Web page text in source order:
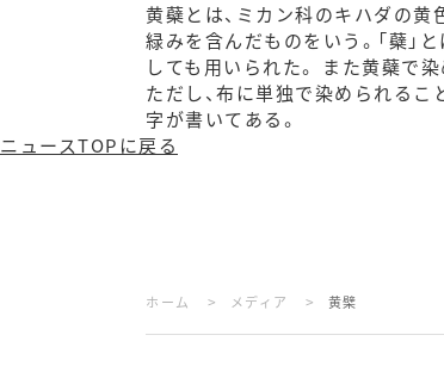
黄蘗とは、ミカン科のキハダの
緑みを含んだものをいう。「蘗」
しても用いられた。 また黄蘗で
ただし、布に単独で染められる
字が書いてある。
ニュースTOPに戻る
ホーム > メディア > 黄檗